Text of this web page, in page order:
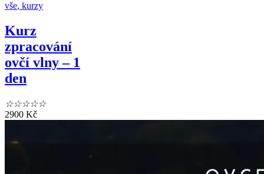
vše, kurzy
Kurz
zpracování
ovčí vlny – 1
den
☆☆☆☆☆
2900 Kč